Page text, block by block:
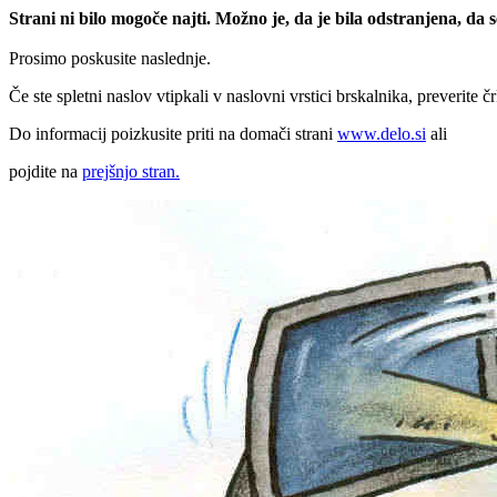
Strani ni bilo mogoče najti. Možno je, da je bila odstranjena, da
Prosimo poskusite naslednje.
Če ste spletni naslov vtipkali v naslovni vrstici brskalnika, preverite
Do informacij poizkusite priti na domači strani www.delo.si ali
pojdite na prejšnjo stran.